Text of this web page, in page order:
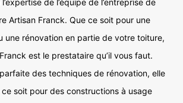
de l’équipe de l’entreprise de
Artisan Franck. Que ce soit pour une
une rénovation en partie de votre toiture,
est le prestataire qu’il vous faut.
des techniques de rénovation, elle
soit pour des constructions à usage